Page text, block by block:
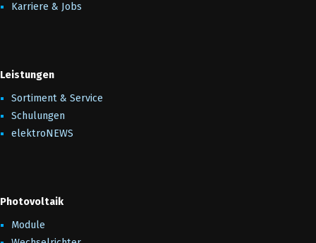
Karriere & Jobs
Leistungen
Sortiment & Service
Schulungen
elektroNEWS
Photovoltaik
Module